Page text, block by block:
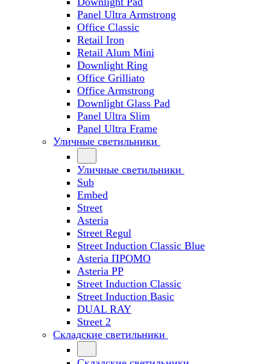
Panel Ultra Armstrong
Office Classic
Retail Iron
Retail Alum Mini
Downlight Ring
Office Grilliato
Office Armstrong
Downlight Glass Pad
Panel Ultra Slim
Panel Ultra Frame
Уличные светильники
Уличные светильники
Sub
Embed
Street
Asteria
Street Regul
Street Induction Classic Blue
Asteria ПРОМО
Asteria PP
Street Induction Classic
Street Induction Basic
DUAL RAY
Street 2
Складские светильники